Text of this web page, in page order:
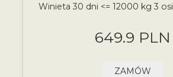
Winieta 30 dni <= 12000 kg 3
649.9 PLN
ZAMÓW